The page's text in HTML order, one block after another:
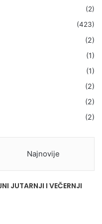
(2)
(423)
(2)
(1)
(1)
(2)
(2)
(2)
Najnovije
JUTARNJI I VEČERNJI